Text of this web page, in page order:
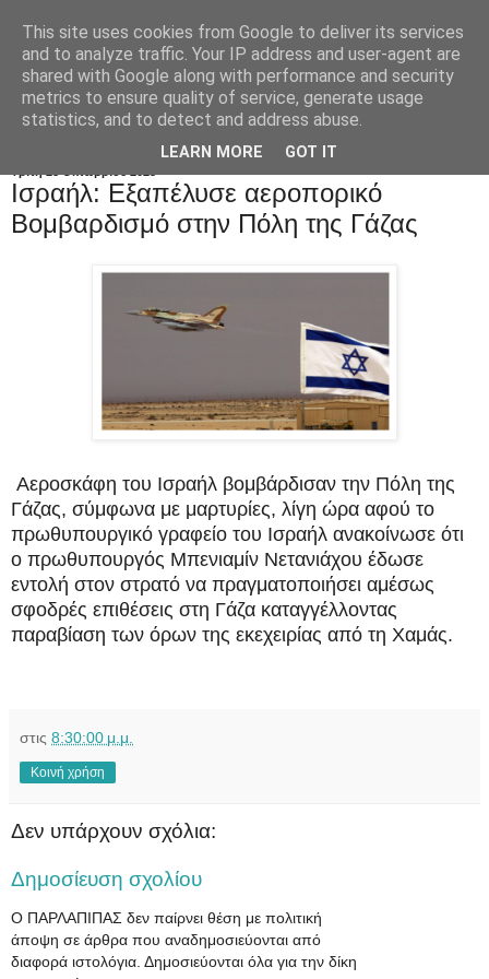
Ισραήλ: Εξαπέλυσε αεροπορικό
Βομβαρδισμό στην Πόλη της Γάζας
Αεροσκάφη του Ισραήλ βομβάρδισαν την Πόλη της
Γάζας, σύμφωνα με μαρτυρίες, λίγη ώρα αφού το
πρωθυπουργικό γραφείο του Ισραήλ ανακοίνωσε ότι
ο πρωθυπουργός Μπενιαμίν Νετανιάχου έδωσε
εντολή στον στρατό να πραγματοποιήσει αμέσως
σφοδρές επιθέσεις στη Γάζα καταγγέλλοντας
παραβίαση των όρων της εκεχειρίας από τη Χαμάς.
στις 8:30:00 μ.μ.
Κοινή χρήση
Δεν υπάρχουν σχόλια:
Δημοσίευση σχολίου
Ο ΠΑΡΛΑΠΙΠΑΣ δεν παίρνει θέση με πολιτική
άποψη σε άρθρα που αναδημοσιεύονται από
διαφορά ιστολόγια. Δημοσιεύονται όλα για την δίκη
This site uses cookies from Google to deliver its services
and to analyze traffic. Your IP address and user-agent are
shared with Google along with performance and security
metrics to ensure quality of service, generate usage
statistics, and to detect and address abuse.
LEARN MORE GOT IT